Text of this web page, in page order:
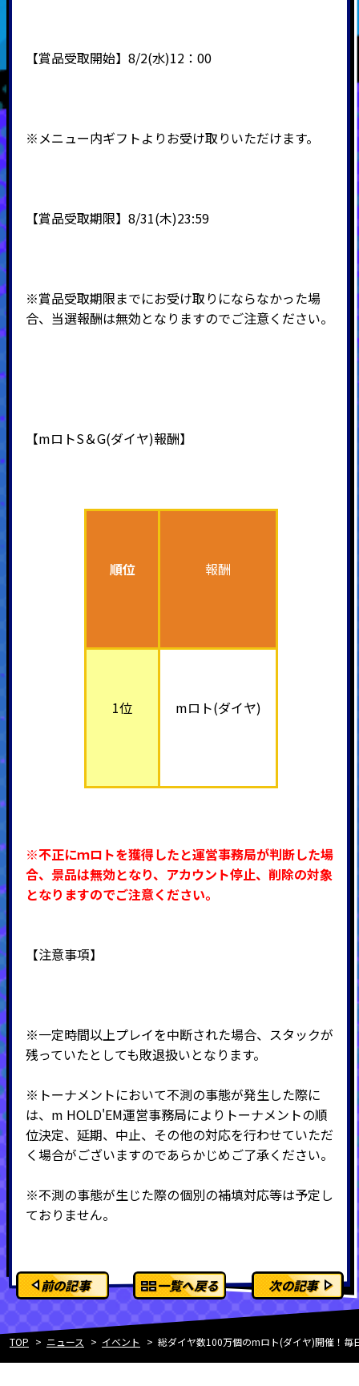
【賞品受取開始】8/2(水)12：00
※メニュー内ギフトよりお受け取りいただけます。
【賞品受取期限】8/31(木)23:59
※賞品受取期限までにお受け取りにならなかった場
合、当選報酬は無効となりますのでご注意ください。
【mロトS＆G(ダイヤ)報酬】
順位 報酬
1位 mロト(ダイヤ)
※不正にｍロトを獲得したと運営事務局が判断した場
合、景品は無効となり、アカウント停止、削除の対象
となりますのでご注意ください。
【注意事項】
※一定時間以上プレイを中断された場合、スタックが
残っていたとしても敗退扱いとなります。
※トーナメントにおいて不測の事態が発生した際に
は、m HOLD'EM運営事務局によりトーナメントの順
位決定、延期、中止、その他の対応を行わせていただ
く場合がございますのであらかじめご了承ください。
※不測の事態が生じた際の個別の補填対応等は予定し
ておりません。
前の記事 一覧へ戻る 次の記事
TOP ニュース イベント 総ダイヤ数100万個のmロト(ダイヤ)開催！毎